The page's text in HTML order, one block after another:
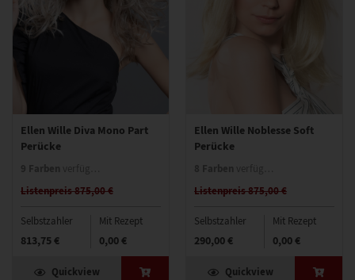
Ellen Wille Diva Mono Part
Perücke
Listenpreis 875,00 €
Selbstzahler
813,75 €
Mit Rezept
0,00 €
Quickview
Ellen Wille Noblesse Soft
Perücke
Listenpreis 875,00 €
Selbstzahler
290,00 €
Mit Rezept
0,00 €
Quickview